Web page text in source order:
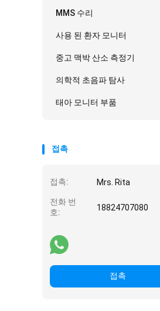
MMS 수리
사용 된 환자 모니터
중고 맥박 산소 측정기
의학적 초음파 탐사
태아 모니터 부품
접촉
접촉: Mrs. Rita
전화 번
호:
18824707080
접촉